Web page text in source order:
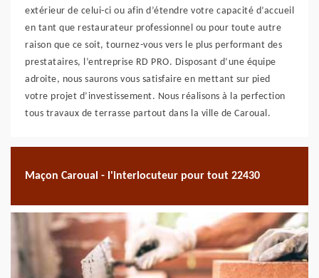
extérieur de celui-ci ou afin d’étendre votre capacité d’accueil
en tant que restaurateur professionnel ou pour toute autre
raison que ce soit, tournez-vous vers le plus performant des
prestataires, l’entreprise RD PRO. Disposant d’une équipe
adroite, nous saurons vous satisfaire en mettant sur pied
votre projet d’investissement. Nous réalisons à la perfection
tous travaux de terrasse partout dans la ville de Caroual.
Maçon Caroual - l'interlocuteur pour tout 22430